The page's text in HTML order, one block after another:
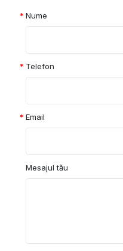
Nume
Telefon
Email
Mesajul tău